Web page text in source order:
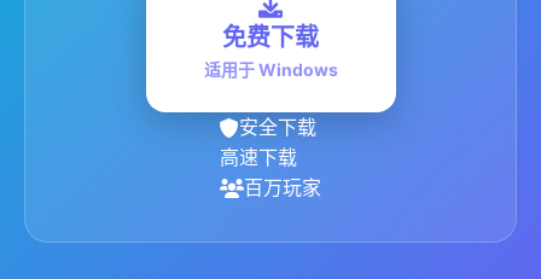
免费下载
适用于 Windows
安全下载
高速下载
百万玩家